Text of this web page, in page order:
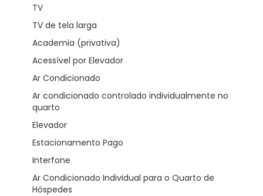
TV
TV de tela larga
Academia (privativa)
Acessível por Elevador
Ar Condicionado
Ar condicionado controlado individualmente no
quarto
Elevador
Estacionamento Pago
Interfone
Ar Condicionado Individual para o Quarto de
Hóspedes